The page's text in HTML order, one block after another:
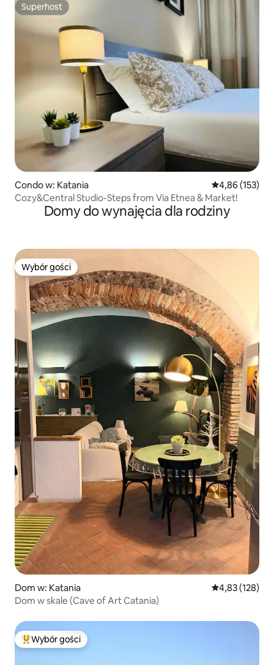
Superhost
Superhost
Condo w: Katania Średnia
4,86 (153)
Cozy&Central Studio-Steps from Via Etnea & Market!
Domy do wynajęcia dla rodziny
Wybór gości
Wybór gości
Dom w: Katania Średnia
4,83 (128)
Dom w skale (Cave of Art Catania)
Najpopularniejsze z kategorii Wybór gości
Wybór gości